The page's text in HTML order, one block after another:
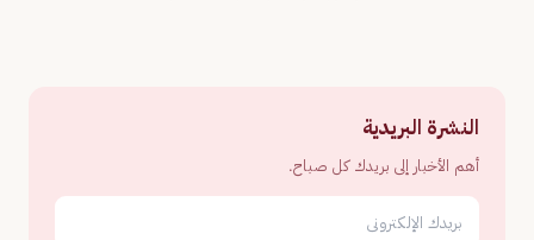
النشرة البريدية
أهم الأخبار إلى بريدك كل صباح.